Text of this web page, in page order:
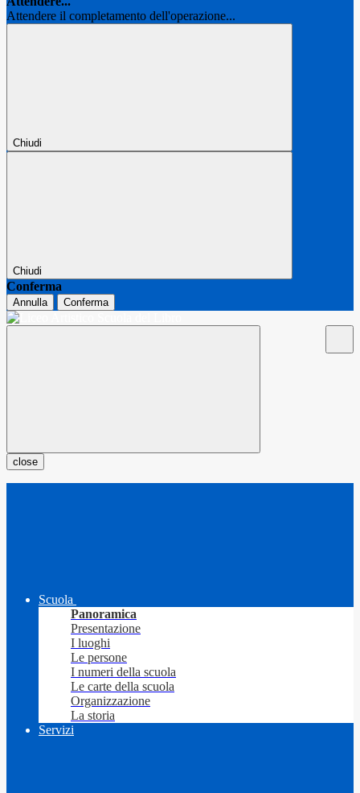
Attendere il completamento dell'operazione...
Chiudi
Chiudi
Conferma
Annulla Conferma
close
Scuola
Panoramica
Presentazione
I luoghi
Le persone
I numeri della scuola
Le carte della scuola
Organizzazione
La storia
Servizi